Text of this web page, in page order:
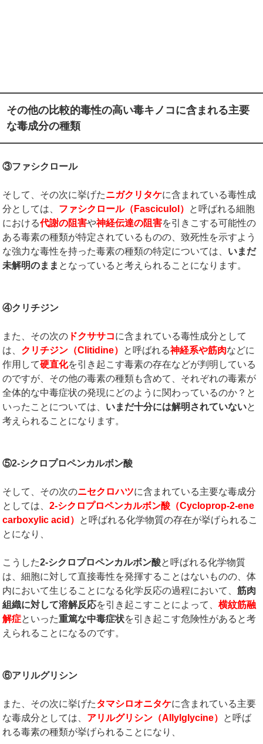
その他の比較的毒性の高い毒キノコに含まれる主要
な毒成分の種類
③ファシクロール
そして、その次に挙げたニガクリタケに含まれている毒性成
分としては、 ファシクロール（ Fasciculol ） と呼ばれる細胞
における代謝の阻害や神経伝達の阻害を引きこする可能性の
ある毒素の種類が特定されているものの、致死性を示すよう
な強力な毒性を持った毒素の種類の特定については、 いまだ
未解明のまま となっていると考えられることになります。
④クリチジン
また、その次の ドクササコに含まれている毒性成分として
は、 クリチジン（Clitidine） と呼ばれる神経系や筋肉などに
作用して硬直化を引き起こす毒素の存在などが判明している
のですが、その他の毒素の種類も含めて、それぞれの毒素が
全体的な中毒症状の発現にどのように関わっているのか？と
いったことについては、 いまだ十分には解明されていないと
考えられることになります。
⑤2-シクロプロペンカルボン酸
そして、その次のニセクロハツに含まれている主要な毒成分
としては、2-シクロプロペンカルボン酸（Cycloprop-2-ene
carboxylic acid ） と呼ばれる化学物質の存在が挙げられるこ
とになり、
こうした2-シクロプロペンカルボン酸と呼ばれる化学物質
は、細胞に対して直接毒性を発揮することはないものの、体
内において生じることになる化学反応の過程において、筋肉
組織に対して溶解反応を引き起こすことによって、横紋筋融
解症といった重篤な中毒症状を引き起こす危険性があると考
えられることになるのです。
⑥アリルグリシン
また、その次に挙げたタマシロオニタケに含まれている主要
な毒成分としては、 アリルグリシン（Allylglycine） と呼ば
れる毒素の種類が挙げられることになり、